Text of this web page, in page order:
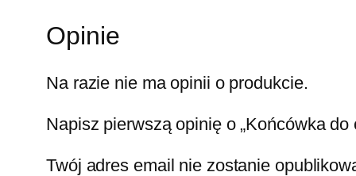
Opinie
Na razie nie ma opinii o produkcie.
Napisz pierwszą opinię o „Końcówka
Twój adres email nie zostanie